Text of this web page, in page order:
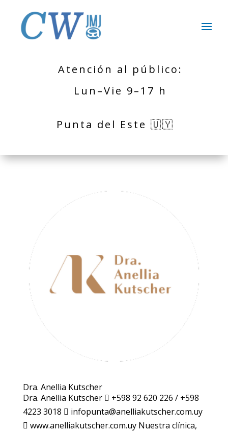
Atención al público:
Lun–Vie 9–17 h
Punta del Este 🇺🇾
Dra. Anellia Kutscher
Dra. Anellia Kutscher  +598 92 620 226 / +598
4223 3018  infopunta@anelliakutscher.com.uy
 www.anelliakutscher.com.uy Nuestra clínica,